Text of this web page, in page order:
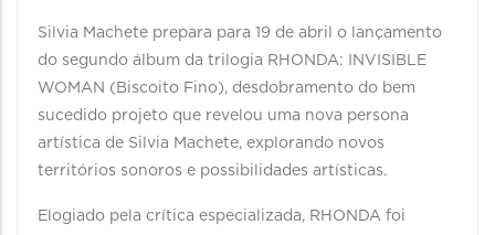
Silvia Machete prepara para 19 de abril o lançamento
do segundo álbum da trilogia RHONDA: INVISIBLE
WOMAN (Biscoito Fino), desdobramento do bem
sucedido projeto que revelou uma nova persona
artística de Silvia Machete, explorando novos
territórios sonoros e possibilidades artísticas.
Elogiado pela crítica especializada, RHONDA foi